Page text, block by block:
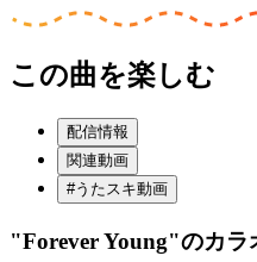
この曲を楽しむ
配信情報
関連動画
#うたスキ動画
"Forever Young"のカラ